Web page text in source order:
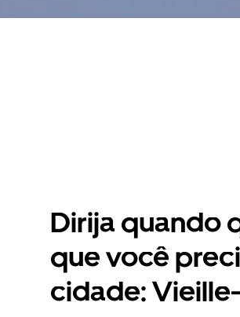
Dirija quando
que você
cidade: